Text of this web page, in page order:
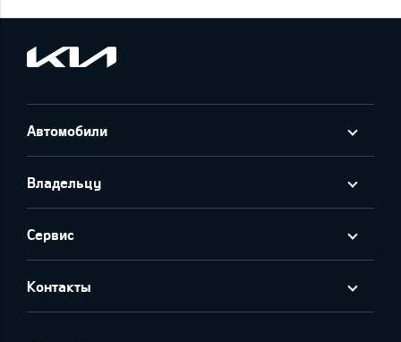
Автомобили
Владельцу
Сервис
Контакты